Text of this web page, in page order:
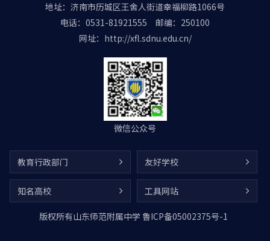
地址：济南市历城区王舍人街道幸福柳路1066号
电话：0531-81921555
邮编：250100
网址：http://xfl.sdnu.edu.cn/
微信公众号
教育行政部门 友好学校
知名高校 工具网站
版权所有山东师范附属中学鲁ICP备05002375号-1